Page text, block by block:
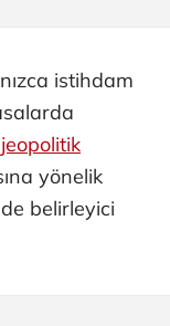
istihdam
jeopolitik
yönelik
belirleyici